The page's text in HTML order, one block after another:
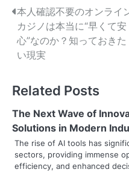
P
o
s
n
a
v
i
本人確認不要のオンライ
カジノは本当に“早くて安
心”なのか？知っておきた
い現実
Related Posts
The Next Wave of
Solutions in Modern
The rise of AI tools has
sectors, providing immense
efficiency, and enhanced